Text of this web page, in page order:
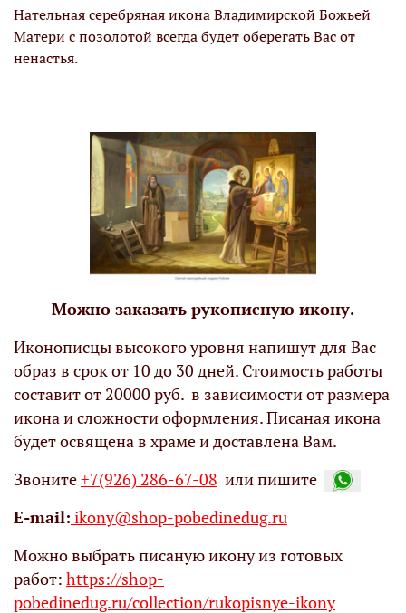
Нательная серебряная икона Владимирской Божьей
Матери с позолотой всегда будет оберегать Вас от
ненастья.
Можно заказать рукописную икону.
Иконописцы высокого уровня напишут для Вас
образ в срок от 10 до 30 дней. Стоимость работы
составит от 20000 руб. в зависимости от размера
икона и сложности оформления. Писаная икона
будет освящена в храме и доставлена Вам.
Звоните+7(926) 286-67-08 или пишите
Е-mail: ikony@shop-pobedinedug.ru
Можно выбрать писаную икону из готовых
работ: https://shop-
pobedinedug.ru/collection/rukopisnye-ikony